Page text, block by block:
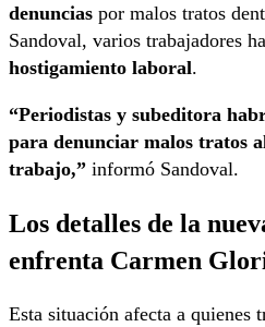
denuncias por malos tratos
Sandoval, varios trabajadores
hostigamiento laboral.
“Periodistas y subeditora
para denunciar malos tratos
trabajo,” informó Sandoval.
Los detalles de la
enfrenta Carmen
Esta situación afecta a quienes